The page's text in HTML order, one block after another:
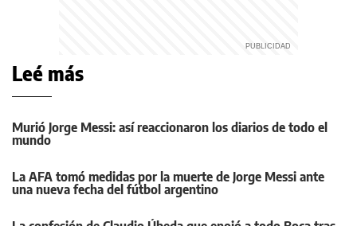
Leé más
Murió Jorge Messi: así reaccionaron los diarios de todo el
mundo
La AFA tomó medidas por la muerte de Jorge Messi ante
una nueva fecha del fútbol argentino